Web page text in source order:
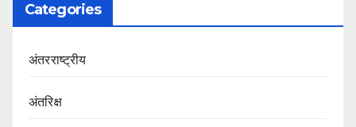
Categories
अंतरराष्ट्रीय
अंतरिक्ष